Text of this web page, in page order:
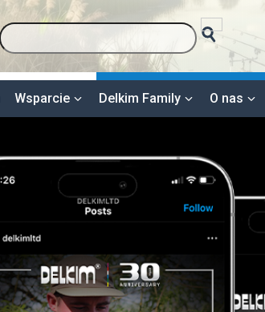
Wsparcie Delkim Family O nas